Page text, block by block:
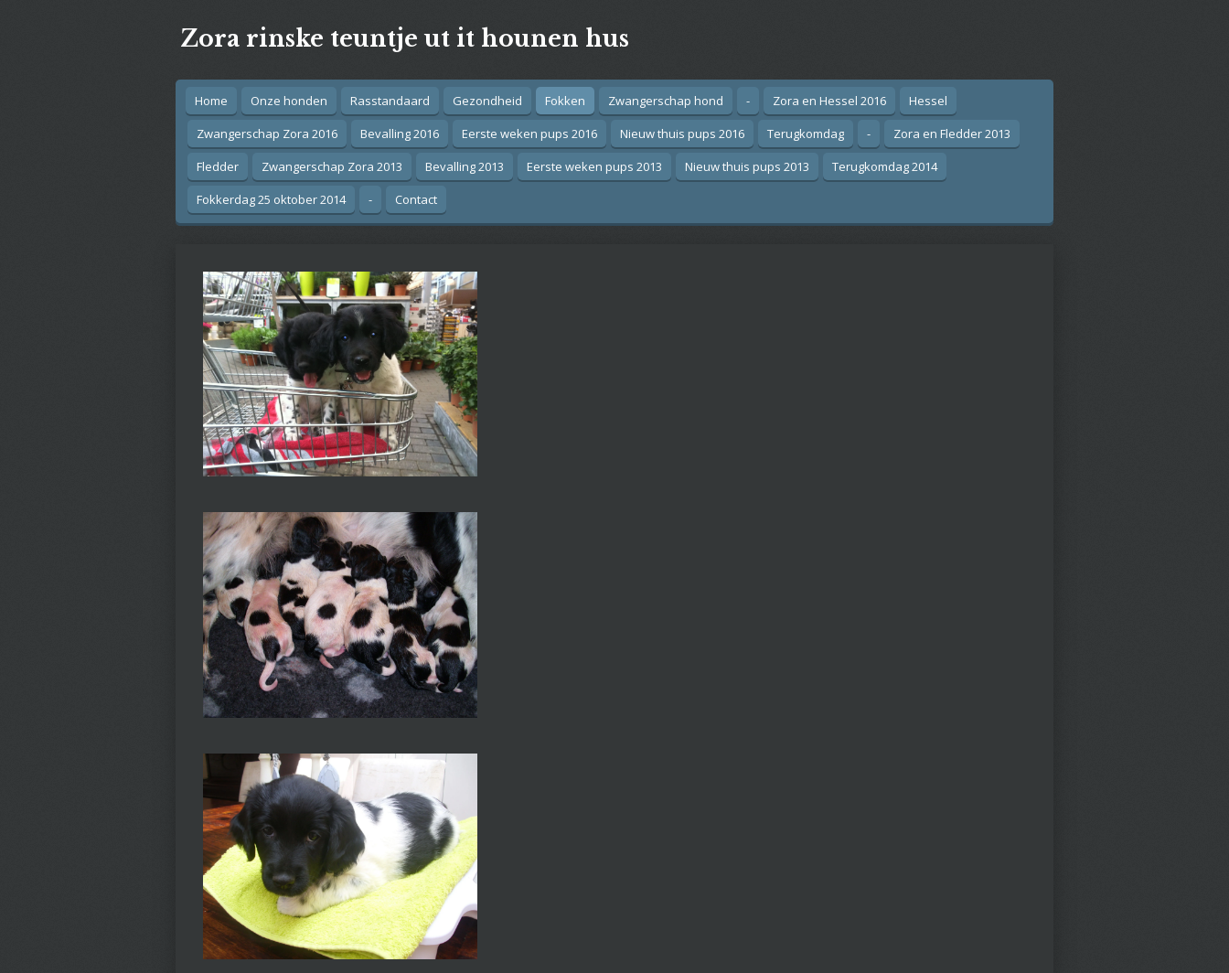
Zora rinske teuntje ut it hounen hus
Home Onze honden Rasstandaard Gezondheid Fokken Zwangerschap hond - Zora en Hessel 2016
Hessel
Zwangerschap Zora 2016
Bevalling 2016 Eerste weken pups 2016 Nieuw thuis pups 2016 Terugkomdag -
Zora en Fledder 2013
Fledder
Zwangerschap Zora 2013 Bevalling 2013 Eerste weken pups 2013 Nieuw thuis pups 2013
Terugkomdag 2014
Fokkerdag 25 oktober 2014
- Contact